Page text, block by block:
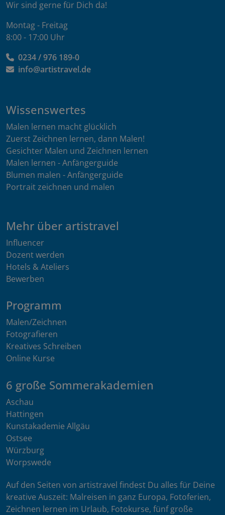
Wir sind gerne für Dich da!
Montag - Freitag
8:00 - 17:00 Uhr
0234 / 976 189-0
info@artistravel.de
Wissenswertes
Malen lernen macht glücklich
Zuerst Zeichnen lernen, dann Malen!
Gesichter Malen und Zeichnen lernen
Malen lernen - Anfängerguide
Blumen malen - Anfängerguide
Portrait zeichnen und malen
Mehr über artistravel
Influencer
Dozent werden
Hotels & Ateliers
Bewerben
Programm
Malen/Zeichnen
Fotografieren
Kreatives Schreiben
Online Kurse
6 große Sommerakademien
Aschau
Hattingen
Kunstakademie Allgäu
Ostsee
Würzburg
Worpswede
Auf den Seiten von artistravel findest Du alles für Deine
kreative Auszeit: Malreisen in ganz Europa, Fotoferien,
Zeichnen lernen im Urlaub, Fotokurse, fünf große